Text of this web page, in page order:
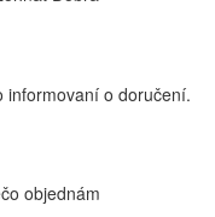
informovaní o doručení.
objednám